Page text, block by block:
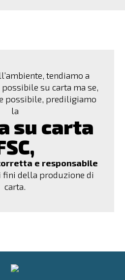
tendiamo a
su carta ma se,
possibile, prediligiamo
la
su carta
e responsabile
fini della produzione di
carta.